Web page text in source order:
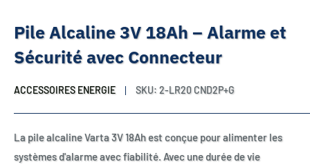
Pile Alcaline 3V 18Ah – Alarme et
Sécurité avec Connecteur
ACCESSOIRES ENERGIE SKU: 2-LR20 CND2P+G
La pile alcaline Varta 3V 18Ah est conçue pour alimenter les
systèmes d'alarme avec fiabilité. Avec une durée de vie